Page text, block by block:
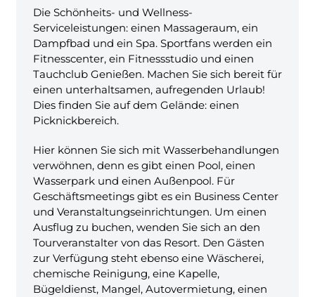
Die Schönheits- und Wellness-
Serviceleistungen: einen Massageraum, ein
Dampfbad und ein Spa. Sportfans werden ein
Fitnesscenter, ein Fitnessstudio und einen
Tauchclub Genießen. Machen Sie sich bereit für
einen unterhaltsamen, aufregenden Urlaub!
Dies finden Sie auf dem Gelände: einen
Picknickbereich.
Hier können Sie sich mit Wasserbehandlungen
verwöhnen, denn es gibt einen Pool, einen
Wasserpark und einen Außenpool. Für
Geschäftsmeetings gibt es ein Business Center
und Veranstaltungseinrichtungen. Um einen
Ausflug zu buchen, wenden Sie sich an den
Tourveranstalter von das Resort. Den Gästen
zur Verfügung steht ebenso eine Wäscherei,
chemische Reinigung, eine Kapelle,
Bügeldienst, Mangel, Autovermietung, einen